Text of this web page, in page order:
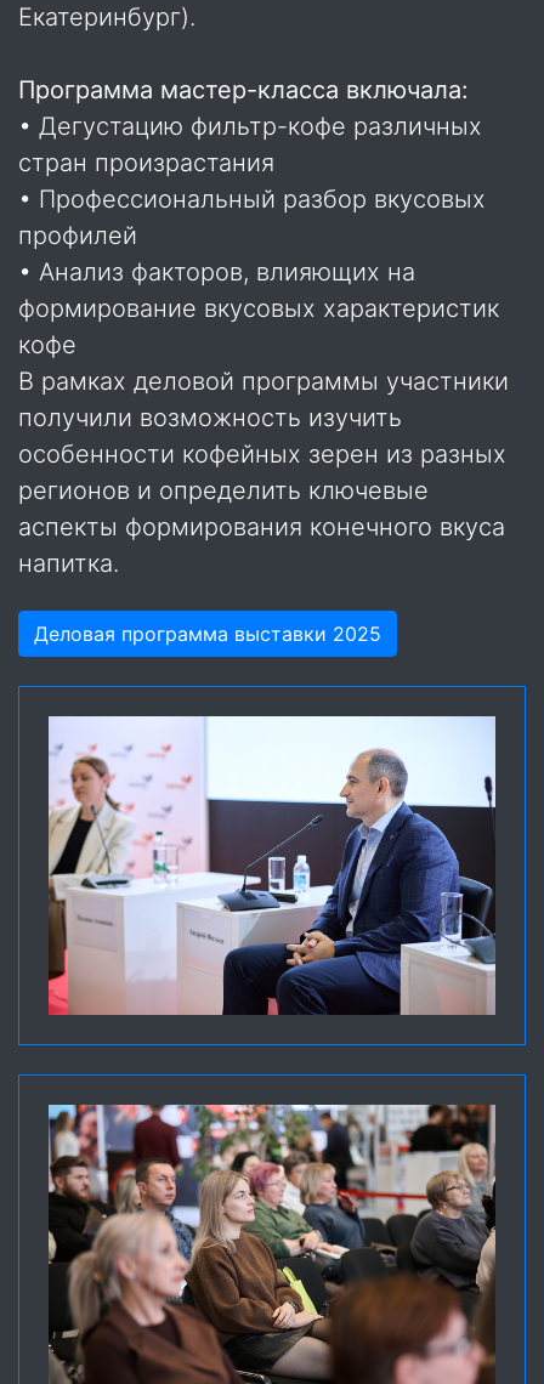
Екатеринбург).
Программа мастер-класса включала:
• Дегустацию фильтр-кофе различных
стран произрастания
• Профессиональный разбор вкусовых
профилей
• Анализ факторов, влияющих на
формирование вкусовых характеристик
кофе
В рамках деловой программы участники
получили возможность изучить
особенности кофейных зерен из разных
регионов и определить ключевые
аспекты формирования конечного вкуса
напитка.
Деловая программа выставки 2025